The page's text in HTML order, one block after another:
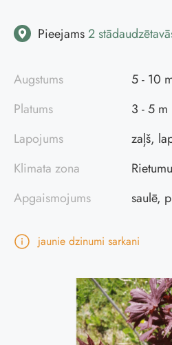
Pieejams 2
Augstums
5 - 10
Platums
3 - 5 m
Lapojums
zaļš,
Klimata zona
Apgaismojums
saulē,
jaunie dzinumi sarkani